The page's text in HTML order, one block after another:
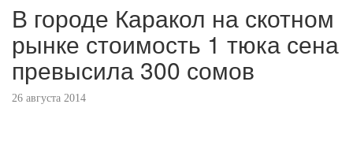
В городе Каракол на скотном
рынке стоимость 1 тюка сена
превысила 300 сомов
26 августа 2014